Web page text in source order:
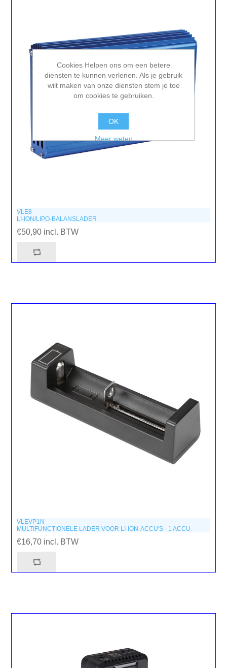
VLE8
LI-ION/LIPO-BALANSLADER
€50,90 incl. BTW
VLEVP1N
MULTIFUNCTIONELE LADER VOOR LI-ION-ACCU'S - 1 ACCU
€16,70 incl. BTW
Cookies Helpen ons om een betere
diensten te kunnen verlenen. Als je gebruik
wilt maken van onze diensten stem je toe
om cookies te gebruiken.
OK
Meer weten